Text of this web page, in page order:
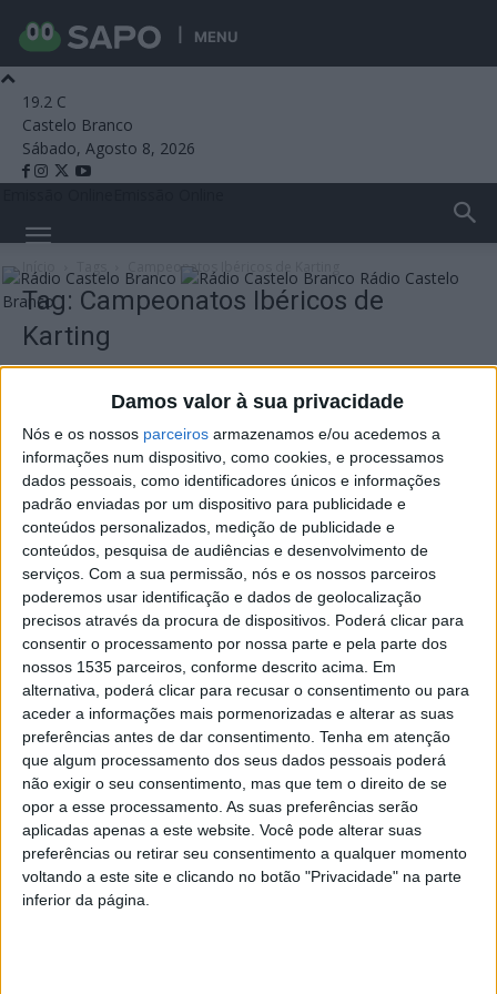
MENU
Damos valor à sua privacidade
Nós e os nossos parceiros armazenamos e/ou acedemos a
informações num dispositivo, como cookies, e processamos
dados pessoais, como identificadores únicos e informações
padrão enviadas por um dispositivo para publicidade e
conteúdos personalizados, medição de publicidade e
conteúdos, pesquisa de audiências e desenvolvimento de
serviços. Com a sua permissão, nós e os nossos parceiros
poderemos usar identificação e dados de geolocalização
precisos através da procura de dispositivos. Poderá clicar para
consentir o processamento por nossa parte e pela parte dos
nossos 1535 parceiros, conforme descrito acima. Em
alternativa, poderá clicar para recusar o consentimento ou para
aceder a informações mais pormenorizadas e alterar as suas
preferências antes de dar consentimento. Tenha em atenção
que algum processamento dos seus dados pessoais poderá
não exigir o seu consentimento, mas que tem o direito de se
opor a esse processamento. As suas preferências serão
aplicadas apenas a este website. Você pode alterar suas
preferências ou retirar seu consentimento a qualquer momento
voltando a este site e clicando no botão "Privacidade" na parte
inferior da página.
19.2 C
Castelo Branco
Sábado, Agosto 8, 2026
Rádio Castelo
Branco
Campeonatos Ibéricos de Karting
Tag: Campeonatos Ibéricos de
Karting
Campeonatos Ibéricos de Karting acelerou
no Kartódromo de Castelo Branco
Rádio Castelo Branco - 9 de Maio, 2023
PUBLICIDADE
PUBLICIDADE